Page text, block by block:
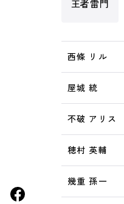
王者雷門
西條 リル
屋城 統
不破 アリス
穂村 英輔
幾重 孫一